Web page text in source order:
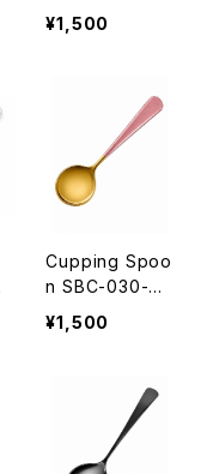
W43mm✕H160
mm 名入れ無料
スプーンご購入
者様限定！SNO
W BEANS COF
FEE ロゴ入りオ
ント
¥1,500
Cupping Spoo
n SBC-030-4
W43mm✕H160
mm 名入れ無料
ク】☆カッピング
スプーンご購入
者様限定！SNO
W BEANS COF
¥1,500